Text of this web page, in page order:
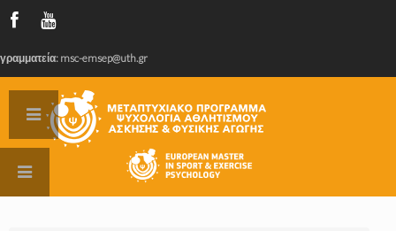
γραμματεία: msc-emsep@uth.gr